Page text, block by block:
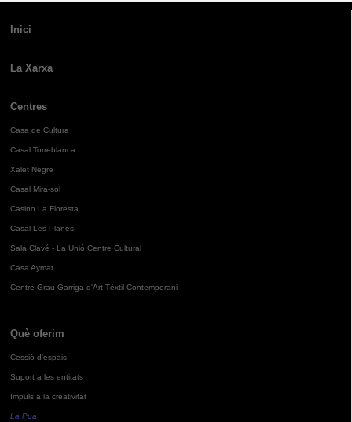
Inici
La Xarxa
Centres
Casa de Cultura
Casal Torreblanca
Xalet Negre
Casal Mira-sol
Casino La Floresta
Casal Les Planes
Sala Clavé - La Unió Centre Cultural
Casa Aymat
Centre Grau-Garriga d'Art Tèxtil Contemporani
Què oferim
Cessió d'espais
Suport a les entitats
Impuls a la creativitat
La Pua